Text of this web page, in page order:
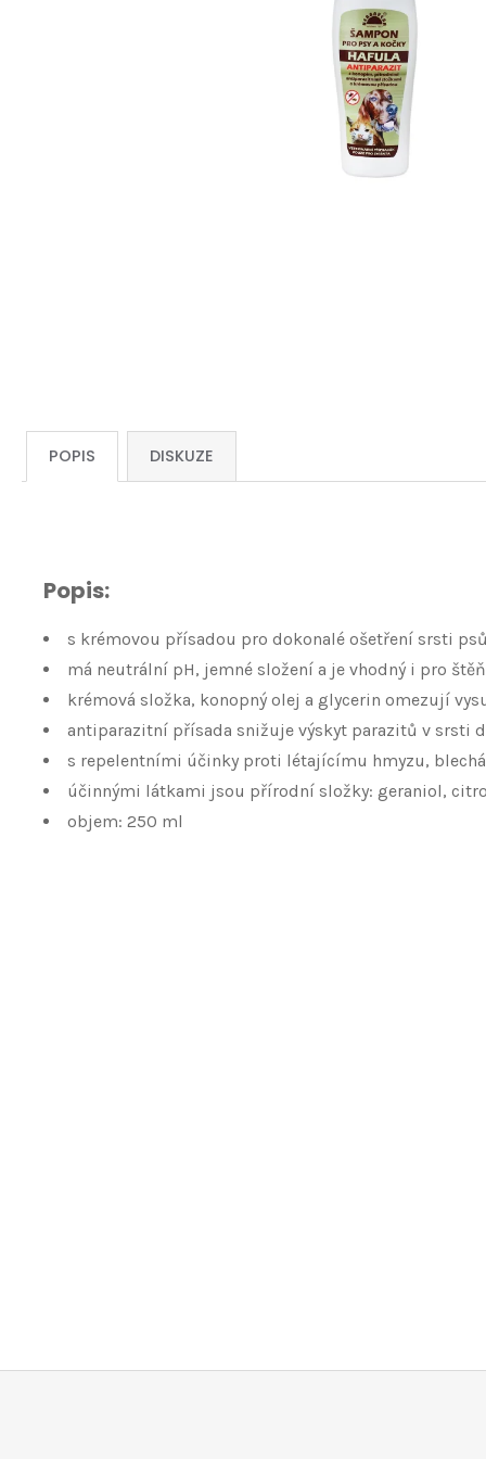
POPIS DISKUZE
Popis:
s krémovou přísadou pro dokonalé ošetření srsti
má neutrální pH, jemné složení a je vhodný i pro
krémová složka, konopný olej a glycerin omezují
antiparazitní přísada snižuje výskyt parazitů v srsti
s repelentními účinky proti létajícímu hmyzu,
účinnými látkami jsou přírodní složky: geraniol,
objem: 250 ml